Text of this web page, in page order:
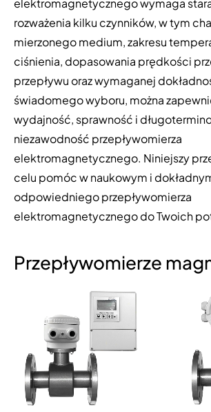
elektromagnetycznego wymaga
rozważenia kilku czynników, w tym
mierzonego medium, zakresu
ciśnienia, dopasowania prędkości
przepływu oraz wymaganej
świadomego wyboru, można
wydajność, sprawność i
niezawodność przepływomierza
elektromagnetycznego. Niniejszy
celu pomóc w naukowym i
odpowiedniego przepływomierza
elektromagnetycznego do Twoich
Przepływomierze